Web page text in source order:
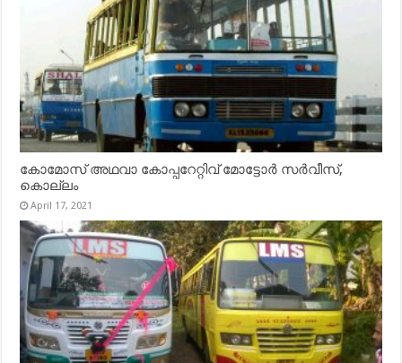
കോമോസ് അഥവാ കോപ്പറേറ്റിവ് മോട്ടോര്‍ സര്‍വീസ്,
കൊല്ലം
April 17, 2021